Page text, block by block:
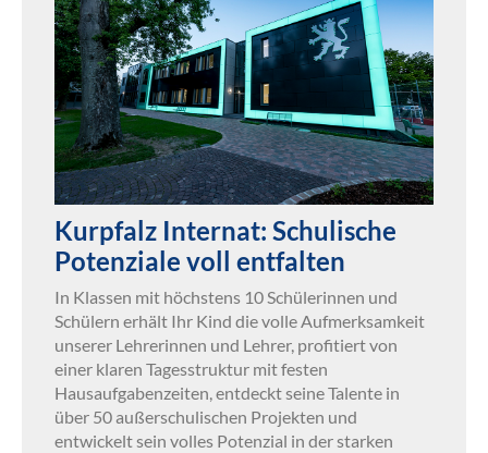
Kurpfalz Internat: Schulische
Potenziale voll entfalten
In Klassen mit höchstens 10 Schülerinnen und
Schülern erhält Ihr Kind die volle Aufmerksamkeit
unserer Lehrerinnen und Lehrer, profitiert von
einer klaren Tagesstruktur mit festen
Hausaufgabenzeiten, entdeckt seine Talente in
über 50 außerschulischen Projekten und
entwickelt sein volles Potenzial in der starken